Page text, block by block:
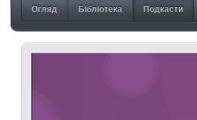
Огляд Бібліотека Подкасти